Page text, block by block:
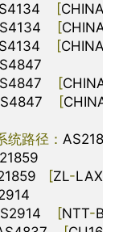
[
[
[
[
[
统路径： AS21859
AS21859
[ZL-LAX
AS2914
[NTT-